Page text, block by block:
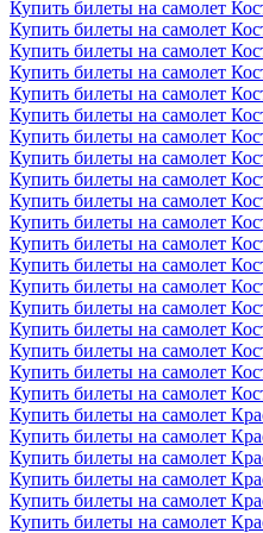
Купить билеты на самолет
Купить билеты на самолет
Купить билеты на самолет
Купить билеты на самолет
Купить билеты на самолет
Купить билеты на самолет
Купить билеты на самолет
Купить билеты на самолет
Купить билеты на самолет
Купить билеты на самолет
Купить билеты на самолет
Купить билеты на самолет
Купить билеты на самолет
Купить билеты на самолет
Купить билеты на самолет
Купить билеты на самолет
Купить билеты на самолет
Купить билеты на самолет
Купить билеты на самолет
Купить билеты на самолет
Купить билеты на самолет
Купить билеты на самолет
Купить билеты на самолет
Купить билеты на самолет
Купить билеты на самолет